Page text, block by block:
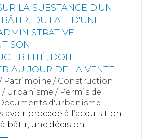
LA SUBSTANCE D'UN
DU FAIT D'UNE
SON
DOIT
AU JOUR DE LA VENTE
/ Patrimoine / Construction
/ Urbanisme / Permis de
d'urbanisme
avoir procédé à l’acquisition
bâtir, une décision...